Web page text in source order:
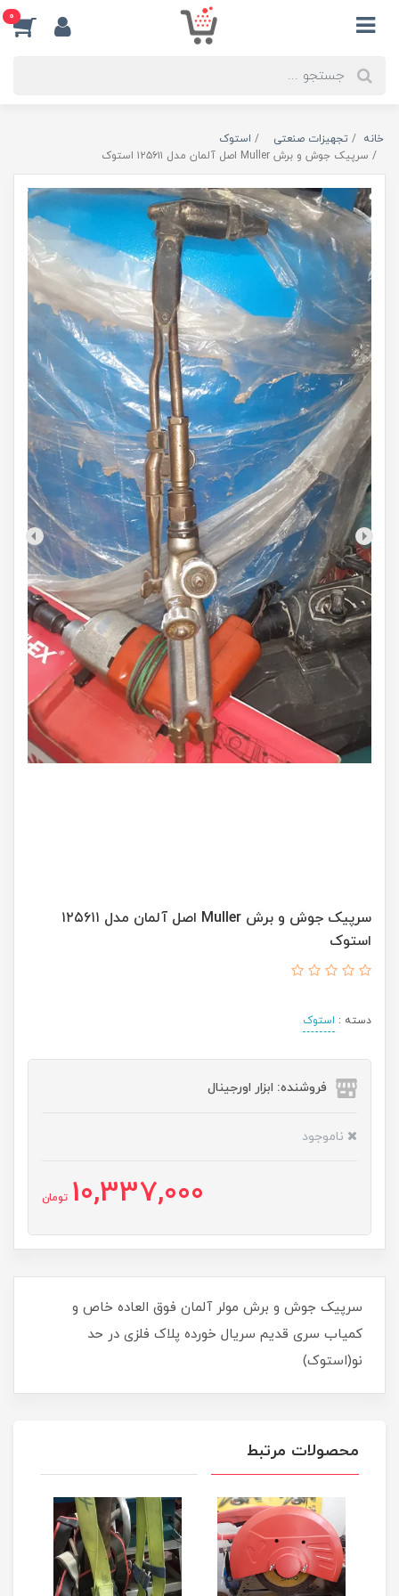
0
خانه تجهیزات صنعتی
استوک
سرپیک جوش و برش Muller اصل آلمان مدل ۱۲۵۶۱۱ استوک
سرپیک جوش و برش Muller اصل آلمان مدل ۱۲۵۶۱۱
استوک
دسته : استوک
فروشنده: ابزار اورجینال
ناموجود
10,337,000 تومان
سرپیک جوش و برش مولر آلمان فوق العاده خاص و
کمیاب سری قدیم سریال خورده پلاک فلزی در حد
نو(استوک)
محصولات مرتبط